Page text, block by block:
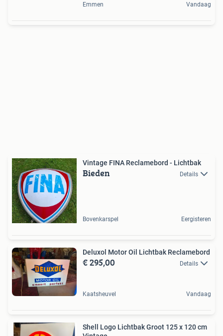
Emmen Vandaag
Vintage FINA Reclamebord - Lichtbak
Bieden Details
Bovenkarspel Eergisteren
Deluxol Motor Oil Lichtbak Reclamebord
€ 295,00 Details
Kaatsheuvel Vandaag
Shell Logo Lichtbak Groot 125 x 120 cm